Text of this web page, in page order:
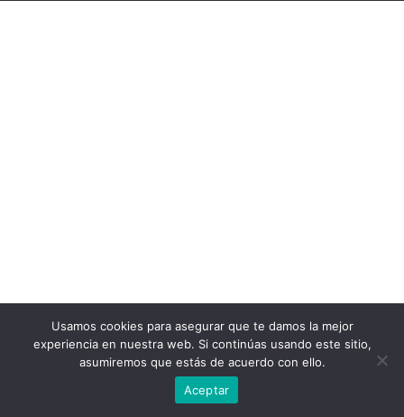
Usamos cookies para asegurar que te damos la mejor
experiencia en nuestra web. Si continúas usando este sitio,
asumiremos que estás de acuerdo con ello.
Aceptar